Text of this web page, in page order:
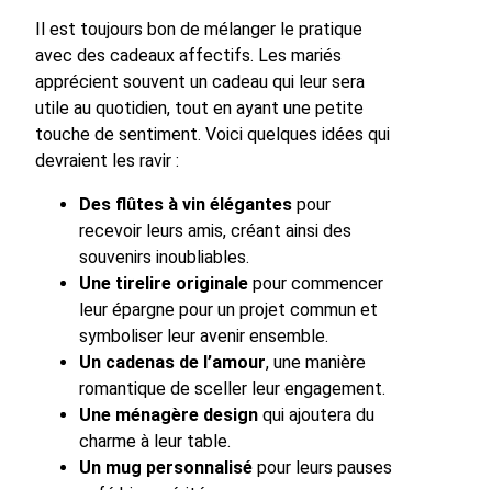
Il est toujours bon de mélanger le pratique
avec des cadeaux affectifs. Les mariés
apprécient souvent un cadeau qui leur sera
utile au quotidien, tout en ayant une petite
touche de sentiment. Voici quelques idées qui
devraient les ravir :
Des flûtes à vin élégantes pour
recevoir leurs amis, créant ainsi des
souvenirs inoubliables.
Une tirelire originale pour commencer
leur épargne pour un projet commun et
symboliser leur avenir ensemble.
Un cadenas de l’amour, une manière
romantique de sceller leur engagement.
Une ménagère design qui ajoutera du
charme à leur table.
Un mug personnalisé pour leurs pauses